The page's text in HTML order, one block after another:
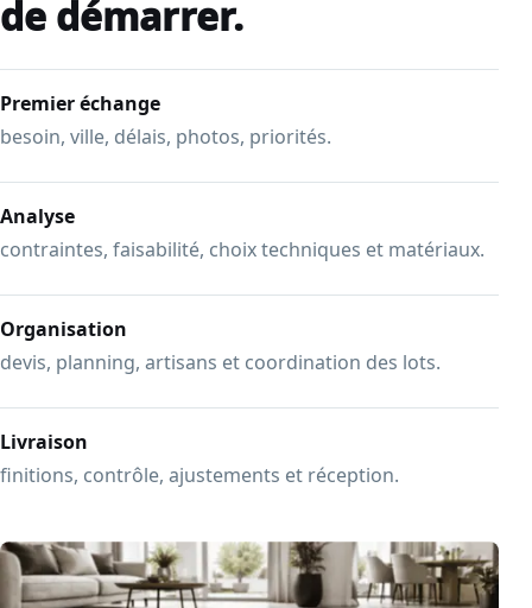
de démarrer.
Premier échange
besoin, ville, délais, photos, priorités.
Analyse
contraintes, faisabilité, choix techniques et matériaux.
Organisation
devis, planning, artisans et coordination des lots.
Livraison
finitions, contrôle, ajustements et réception.